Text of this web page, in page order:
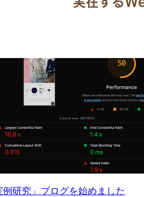
研究」ブログを始めました